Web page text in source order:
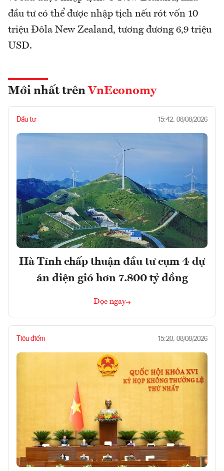
đầu tư có thể được nhập tịch nếu rót vốn 10
triệu Đôla New Zealand, tương đương 6,9 triệu
USD.
Mới nhất trên VnEconomy
Đầu tư 15:42, 08/08/2026
Hà Tĩnh chấp thuận đầu tư cụm 4 dự
án điện gió hơn 7.800 tỷ đồng
Đọc ngay
Tiêu điểm 15:20, 08/08/2026